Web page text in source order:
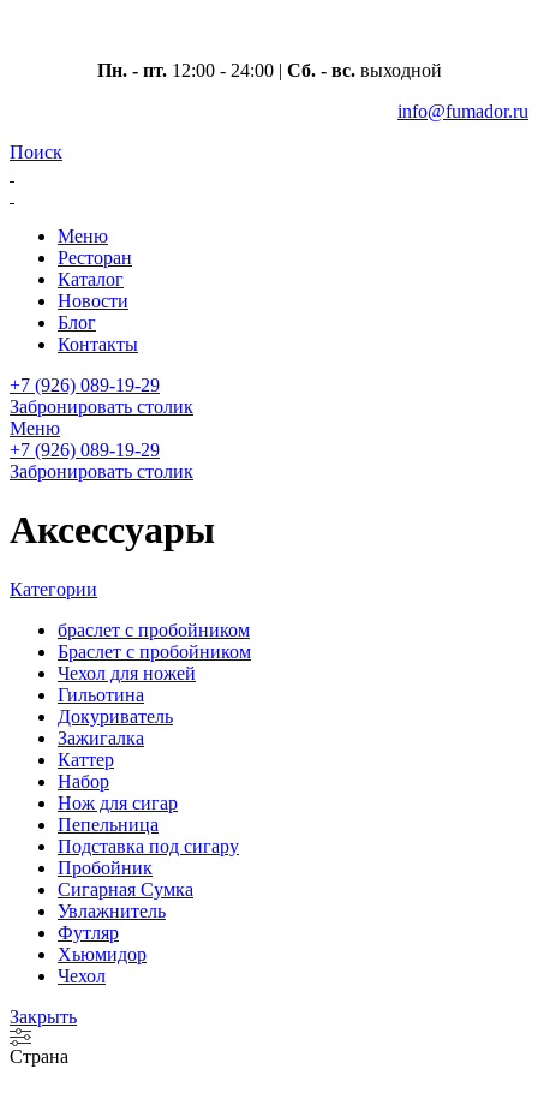
Пн. - пт.12:00 - 24:00 | Сб. - вс.выходной
info@fumador.ru
Поиск
Меню
Ресторан
Каталог
Новости
Блог
Контакты
+7 (926) 089-19-29
Забронировать столик
Меню
+7 (926) 089-19-29
Забронировать столик
Аксессуары
Категории
браслет с пробойником
Браслет с пробойником
Чехол для ножей
Гильотина
Докуриватель
Зажигалка
Каттер
Набор
Нож для сигар
Пепельница
Подставка под сигару
Пробойник
Сигарная Сумка
Увлажнитель
Футляр
Хьюмидор
Чехол
Закрыть
Страна